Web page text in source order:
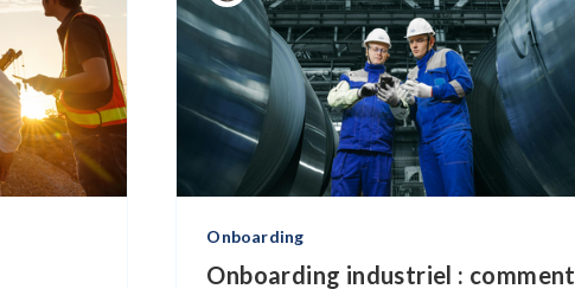
Onboarding
Onboarding industriel : comment